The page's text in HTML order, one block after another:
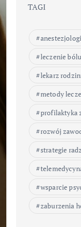
TAGI
leczenie bólu
lekarz
metody
profilaktyka
rozwój
strategie
wsparcie
zaburzenia